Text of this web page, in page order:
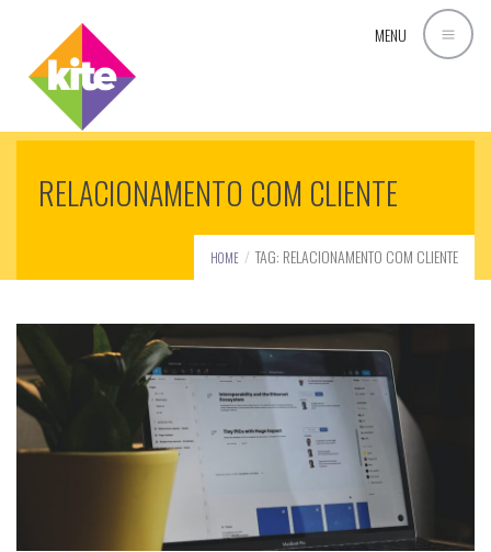
MENU
RELACIONAMENTO COM CLIENTE
HOME TAG: RELACIONAMENTO COM CLIENTE